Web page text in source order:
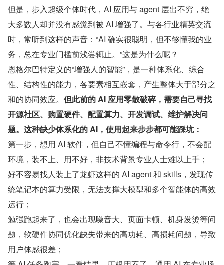
但是，步入超级个体时代，AI 应用与 agent 层出不穷，绝
大多数人却并没有感觉到被 AI 增强了。与各行业精英交流
时，常听到这样的声音：“AI 确实很聪明，但不够懂我的业
务，总在专业门槛前浅尝辄止。”这是为什么呢？
恩格尔巴特定义的“增强人的智能”，是一种体系化、综合
性、结构性的能力，各要素相互嵌套，产生整体大于部分之
和的协同效应。 但此前的 AI 应用零散破碎，需要自己寻找
开源社区、购置硬件、配置算力、开发调试、维护解决问
题。这种缺少体系化的 AI，使用起来步步都可能踩坑：
第一步，想用 AI 软件，但自己不懂编程与命令行，不会配
环境，装不上、用不好，非技术背景专业人士难以上手；
好不容易找人装上了龙虾这样的 AI agent 和 skills，发现传
统笔记本的算力受限，无法支撑大模型和多个智能体的高效
运行；
勉强跑起来了，也会出现噪音大、页面卡顿、机身发烫等问
题，软硬件协同优化缺失带来的高功耗、高损耗问题，导致
用户体感很差；